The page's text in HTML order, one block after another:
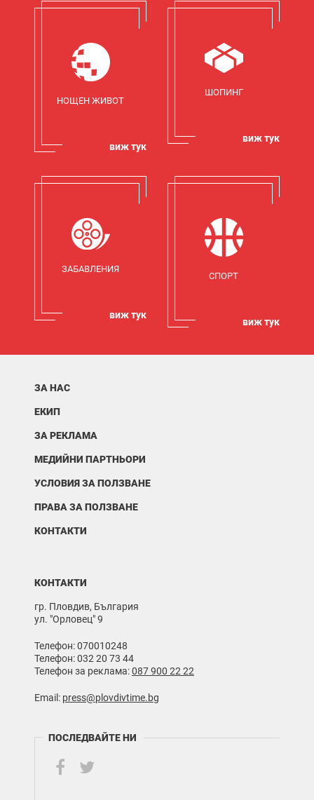
НОЩЕН ЖИВОТ
виж тук
ШОПИНГ
виж тук
ЗАБАВЛЕНИЯ
виж тук
СПОРТ
виж тук
ЗА НАС
ЕКИП
ЗА РЕКЛАМА
МЕДИЙНИ ПАРТНЬОРИ
УСЛОВИЯ ЗА ПОЛЗВАНЕ
ПРАВА ЗА ПОЛЗВАНЕ
КОНТАКТИ
КОНТАКТИ
гр. Пловдив, България
ул. "Орловец" 9
Телефон: 070010248
Телефон: 032 20 73 44
Телефон за реклама:087 900 22 22
Email: press@plovdivtime.bg
ПОСЛЕДВАЙТЕ НИ